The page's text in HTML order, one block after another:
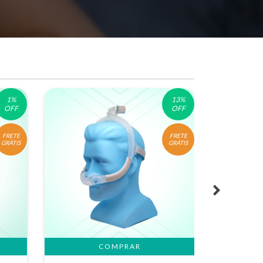
1%
OFF
FRETE
GRÁTIS
13%
OFF
FRETE
GRÁTIS